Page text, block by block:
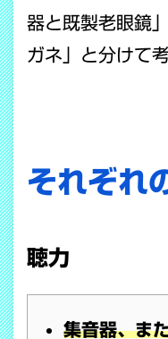
器と既製老眼鏡
ガネ」と分けて
それぞれ
聴力
集音器、ま